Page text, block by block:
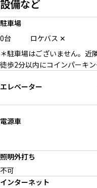
設備など
駐車場
0台
ロケバス ✕
＊駐車場はございません。近
徒歩2分以内にコインパーキン
エレベーター
電源車
照明外打ち
不可
インターネット